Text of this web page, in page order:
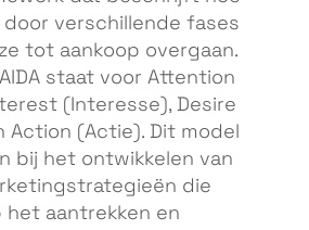
verschillende fases
tot aankoop overgaan.
staat voor Attention
(Interesse), Desire
Action (Actie). Dit model
bij het ontwikkelen van
die
het aantrekken en